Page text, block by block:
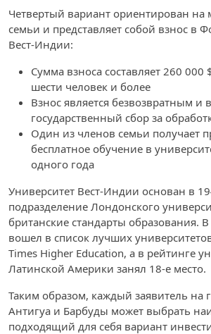
Четвертый вариант ориентирован на
семьи и представляет собой взнос в
Вест-Индии:
Сумма взноса составляет 260 000
шести человек и более
Взнос является безвозвратным и
государственный сбор за
Один из членов семьи получает
бесплатное обучение в
одного года
Университет Вест-Индии основан в
подразделение Лондонского
британские стандарты образования.
вошел в список лучших
Times Higher Education, а в рейтинге
Латинской Америки занял 18-е место.
Таким образом, каждый заявитель на
Антигуа и Барбуды может выбрать
подходящий для себя вариант